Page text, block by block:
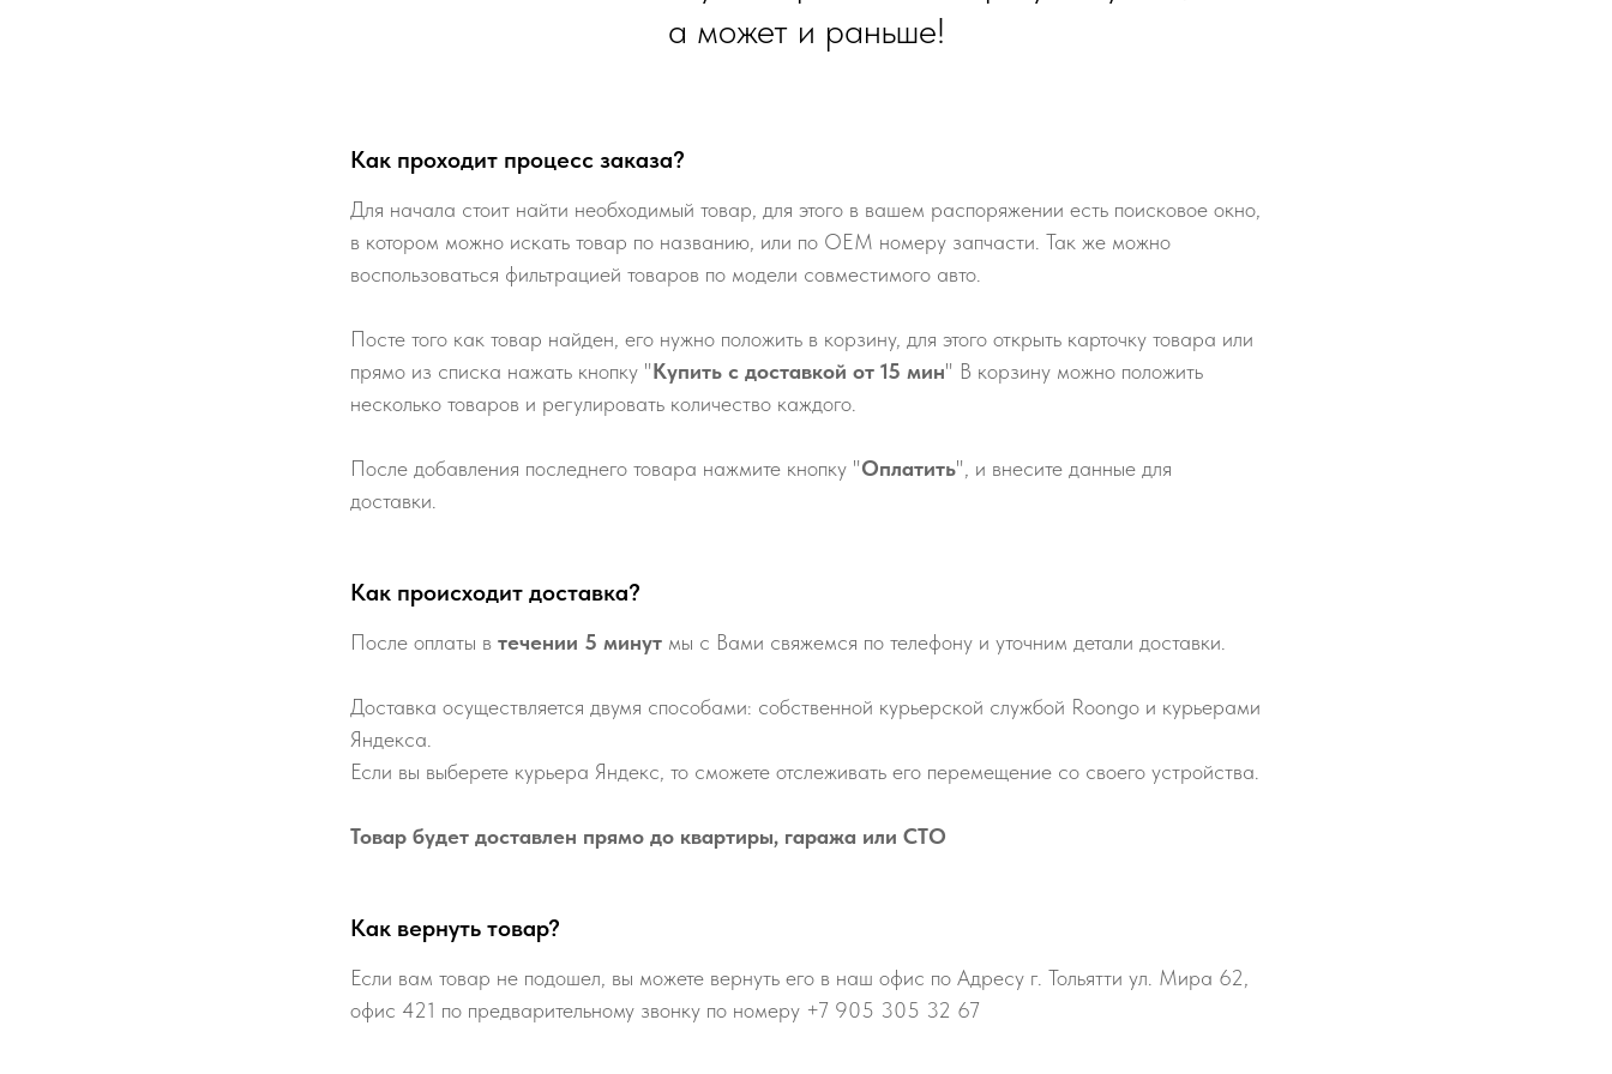
а может и раньше!
Как проходит процесс заказа?
Для начала стоит найти необходимый товар, для этого в вашем распоряжении есть поисковое окно,
в котором можно искать товар по названию, или по ОЕМ номеру запчасти. Так же можно
воспользоваться фильтрацией товаров по модели совместимого авто.
Посте того как товар найден, его нужно положить в корзину, для этого открыть карточку товара или
прямо из списка нажать кнопку "Купить с доставкой от 15 мин" В корзину можно положить
несколько товаров и регулировать количество каждого.
После добавления последнего товара нажмите кнопку "Оплатить", и внесите данные для
доставки.
Как происходит доставка?
После оплаты в течении 5 минут мы с Вами свяжемся по телефону и уточним детали доставки.
Доставка осуществляется двумя способами: собственной курьерской службой Roongo и курьерами
Яндекса.
Если вы выберете курьера Яндекс, то сможете отслеживать его перемещение со своего устройства.
Товар будет доставлен прямо до квартиры, гаража или СТО
Как вернуть товар?
Если вам товар не подошел, вы можете вернуть его в наш офис по Адресу г. Тольятти ул. Мира 62,
офис 421 по предварительному звонку по номеру +7 905 305 32 67